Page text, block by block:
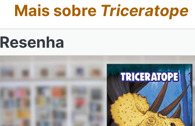
Mais sobre Triceratope
Resenha